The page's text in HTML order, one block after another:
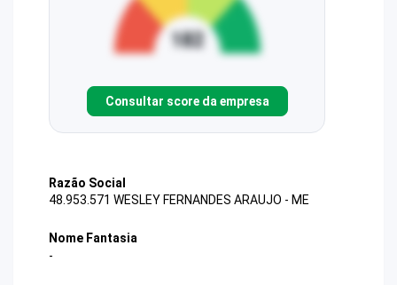
Consultar score da empresa
Razão Social
48.953.571 WESLEY FERNANDES ARAUJO - ME
Nome Fantasia
-